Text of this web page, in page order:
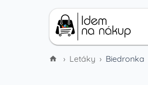
› Letáky › Biedronka